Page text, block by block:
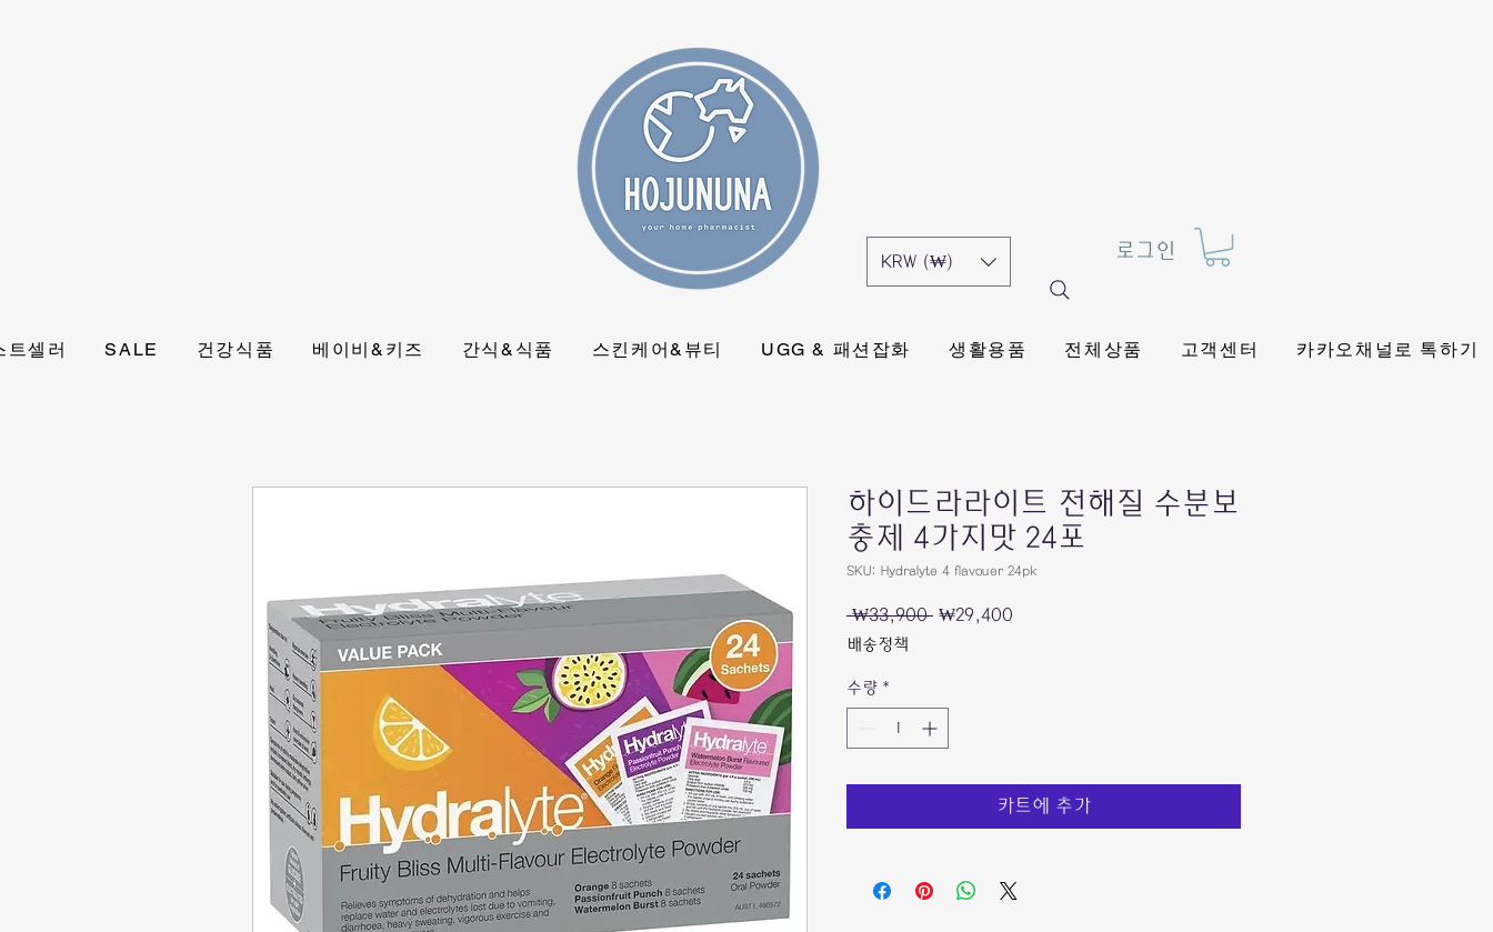
KRW (₩)
로그인
트셀러 SALE 건강식품 베이비&키즈 간식&식품 스킨케어&뷰티 UGG & 패션잡화 생활용품 전체상품 고객센터 카카오채널로 톡하기
하이드라라이트 전해질 수분보
충제 4가지맛 24포
SKU: Hydralyte 4 flavouer 24pk
₩33,900 일₩29,400
배송정책
수량 *
카트에 추가